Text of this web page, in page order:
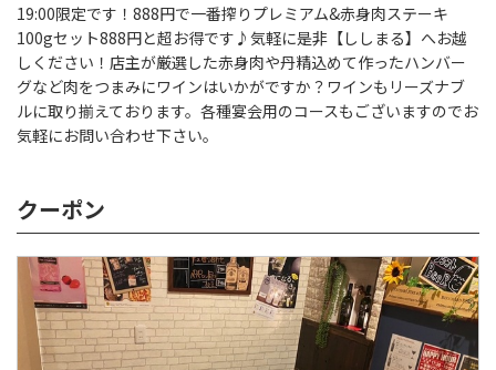
19:00限定です！888円で一番搾りプレミアム&赤身肉ステーキ
100gセット888円と超お得です♪気軽に是非【ししまる】へお越
しください！店主が厳選した赤身肉や丹精込めて作ったハンバー
グなど肉をつまみにワインはいかがですか？ワインもリーズナブ
ルに取り揃えております。各種宴会用のコースもございますのでお
気軽にお問い合わせ下さい。
クーポン